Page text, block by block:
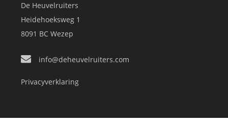
De Heuvelruiters
Heidehoeksweg 1
8091 BC Wezep
info@deheuvelruiters.com
Privacyverklaring